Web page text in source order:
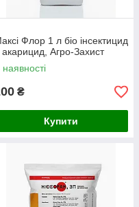
Флор 1 л біо інсектицид
акарицид, Агро-Захист
наявності
₴
Купити